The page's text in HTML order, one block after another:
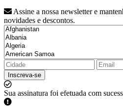
Assine a nossa newsletter e
novidades e descontos.
Inscreva-se
Sua assinatura foi efetuada com